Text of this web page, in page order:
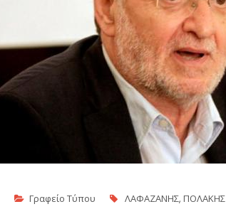
Γραφείο Τύπου ΛΑΦΑΖΑΝΗΣ, ΠΟΛΑΚΗΣ